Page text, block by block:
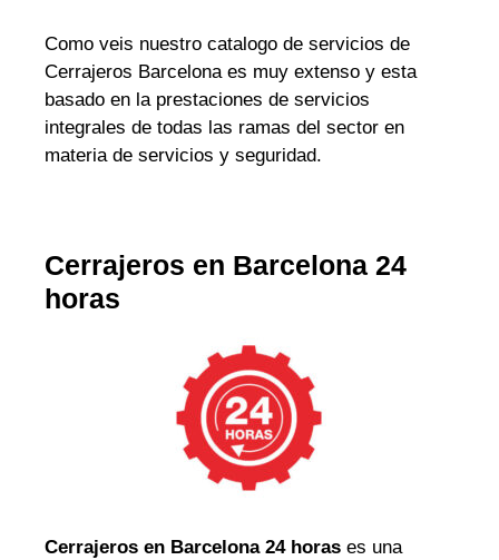
Como veis nuestro catalogo de servicios de
Cerrajeros Barcelona es muy extenso y esta
basado en la prestaciones de servicios
integrales de todas las ramas del sector en
materia de servicios y seguridad.
Cerrajeros en Barcelona 24
horas
Cerrajeros en Barcelona 24 horas es una